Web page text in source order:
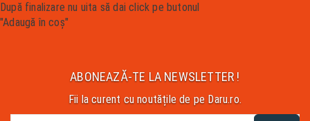
După finalizare nu uita să dai click pe butonul
"Adaugă în coș"
ABONEAZĂ-TE LA NEWSLETTER !
Fii la curent cu noutățile de pe Daru.ro.